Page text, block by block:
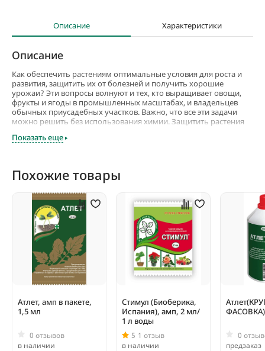
Описание Характеристики
Описание
Как обеспечить растениям оптимальные условия для роста и
развития, защитить их от болезней и получить хорошие
урожаи? Эти вопросы волнуют и тех, кто выращивает овощи,
фрукты и ягоды в промышленных масштабах, и владельцев
обычных приусадебных участков. Важно, что все эти задачи
можно решить без использования химии. Защитить растения
погодным условиям, улучшить вкусовые качество плодов
Гумат 7+ можно использовать как корневую и внекорневую
подкормку. Можно использовать его при замачивании семян
вносить в почву и при высадке рассады, это помогает ей лучше
перенести пересадку.
Доказано, что использование этого удобрение помогает
повысить урожайность, и улучшить вкус плодов. Подходит оно
и для декоративных растений.
Показать еще
Похожие товары
Атлет, амп в пакете,
1,5 мл
0 отзывов
в наличии
Стимул (Биоберика,
Испания), амп, 2 мл/
1 л воды
5 1 отзыв
в наличии
0
предзаказ